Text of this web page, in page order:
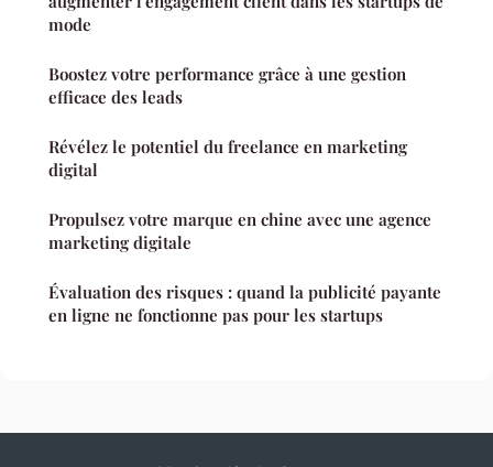
mode
Boostez votre performance grâce à une gestion
efficace des leads
Révélez le potentiel du freelance en marketing
digital
Propulsez votre marque en chine avec une agence
marketing digitale
Évaluation des risques : quand la publicité payante
en ligne ne fonctionne pas pour les startups